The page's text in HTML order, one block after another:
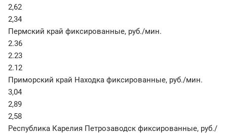
2,62
2,34
Пермский край фиксированные, руб./мин.
2.36
2.23
2.12
Приморский край Находка фиксированные, руб./мин.
3,04
2,89
2,58
Республика Карелия Петрозаводск фиксированные, руб./